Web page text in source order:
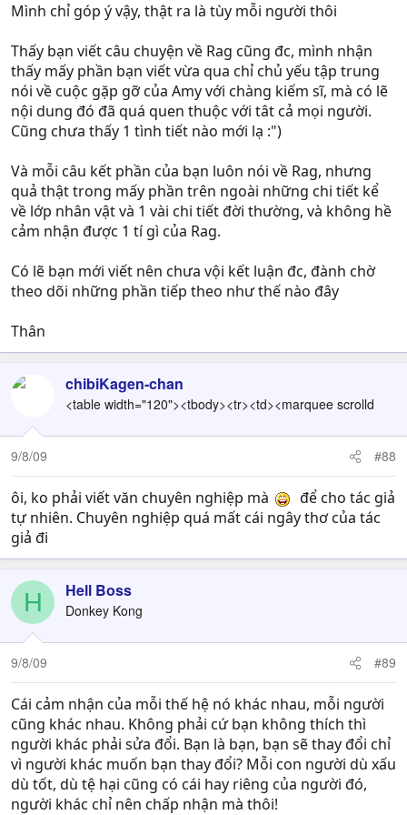
Mình chỉ góp ý vậy, thật ra là tùy mỗi người thôi
Thấy bạn viết câu chuyện về Rag cũng đc, mình nhận
thấy mấy phần bạn viết vừa qua chỉ chủ yếu tập trung
nói về cuộc gặp gỡ của Amy với chàng kiếm sĩ, mà có lẽ
nội dung đó đã quá quen thuộc với tât cả mọi người.
Cũng chưa thấy 1 tình tiết nào mới lạ :")
Và mỗi câu kết phần của bạn luôn nói về Rag, nhưng
quả thật trong mấy phần trên ngoài những chi tiết kể
về lớp nhân vật và 1 vài chi tiết đời thường, và không hề
cảm nhận được 1 tí gì của Rag.
Có lẽ bạn mới viết nên chưa vội kết luận đc, đành chờ
theo dõi những phần tiếp theo như thế nào đây
Thân
chibiKagen-chan
<table width="120"><tbody><tr><td><marquee scrolld
9/8/09 #88
ôi, ko phải viết văn chuyên nghiệp mà
để cho tác giả
tự nhiên. Chuyên nghiệp quá mất cái ngây thơ của tác
giả đi
H Hell Boss
Donkey Kong
9/8/09 #89
Cái cảm nhận của mỗi thế hệ nó khác nhau, mỗi người
cũng khác nhau. Không phải cứ bạn không thích thì
người khác phải sửa đổi. Bạn là bạn, bạn sẽ thay đổi chỉ
vì người khác muốn bạn thay đổi? Mỗi con người dù xấu
dù tốt, dù tệ hại cũng có cái hay riêng của người đó,
người khác chỉ nên chấp nhận mà thôi!